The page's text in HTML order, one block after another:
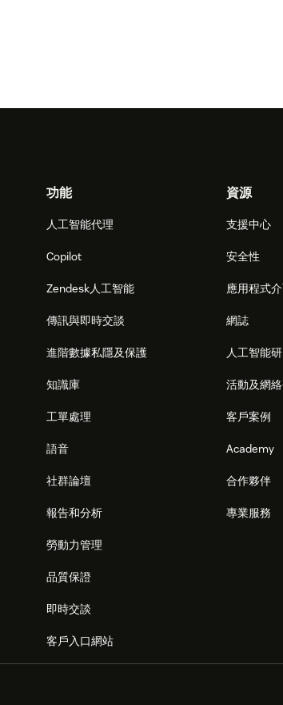
功能
人工智能代理
Copilot
Zendesk人工智能
傳訊與即時交談
進階數據私隱及保護
知識庫
工單處理
語音
社群論壇
報告和分析
勞動力管理
品質保證
即時交談
客戶入口網站
資源
支援中心
安全性
應用程式
網誌
人工智能
活動及網
客戶案例
Academy
合作夥伴
專業服務